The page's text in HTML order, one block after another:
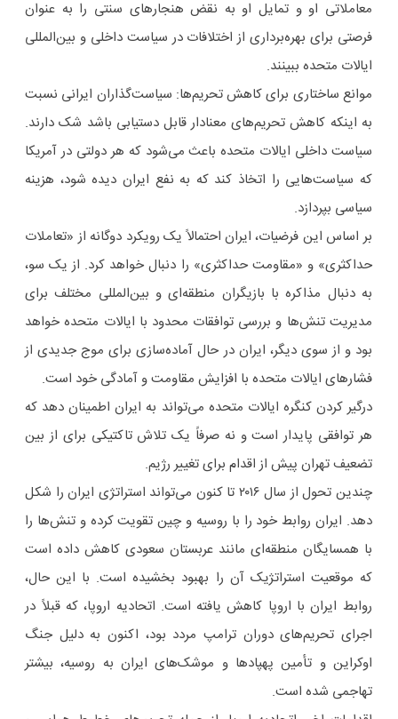
معاملاتی او و تمایل او به نقض هنجارهای سنتی را به عنوان
فرصتی برای بهره‌برداری از اختلافات در سیاست داخلی و بین‌المللی
ایالات متحده ببینند.
موانع ساختاری برای کاهش تحریم‌ها: سیاست‌گذاران ایرانی نسبت
به اینکه کاهش تحریم‌های معنادار قابل دستیابی باشد شک دارند.
سیاست داخلی ایالات متحده باعث می‌شود که هر دولتی در آمریکا
که سیاست‌هایی را اتخاذ کند که به نفع ایران دیده شود، هزینه
سیاسی بپردازد.
بر اساس این فرضیات، ایران احتمالاً یک رویکرد دوگانه از «تعاملات
حداکثری» و «مقاومت حداکثری» را دنبال خواهد کرد. از یک سو،
به دنبال مذاکره با بازیگران منطقه‌ای و بین‌المللی مختلف برای
مدیریت تنش‌ها و بررسی توافقات محدود با ایالات متحده خواهد
بود و از سوی دیگر، ایران در حال آماده‌سازی برای موج جدیدی از
فشارهای ایالات متحده با افزایش مقاومت و آمادگی خود است.
درگیر کردن کنگره ایالات متحده می‌تواند به ایران اطمینان دهد که
هر توافقی پایدار است و نه صرفاً یک تلاش تاکتیکی برای از بین
تضعیف تهران پیش از اقدام برای تغییر رژیم.
چندین تحول از سال ۲۰۱۶ تا کنون می‌تواند استراتژی ایران را شکل
دهد. ایران روابط خود را با روسیه و چین تقویت کرده و تنش‌ها را
با همسایگان منطقه‌ای مانند عربستان سعودی کاهش داده است
که موقعیت استراتژیک آن را بهبود بخشیده است. با این حال،
روابط ایران با اروپا کاهش یافته است. اتحادیه اروپا، که قبلاً در
اجرای تحریم‌های دوران ترامپ مردد بود، اکنون به دلیل جنگ
اوکراین و تأمین پهپادها و موشک‌های ایران به روسیه، بیشتر
تهاجمی شده است.